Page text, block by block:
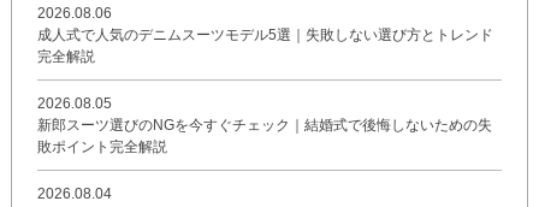
2026.08.06
成人式で人気のデニムスーツモデル5選｜失敗しない選び方とトレンド
完全解説
2026.08.05
新郎スーツ選びのNGを今すぐチェック｜結婚式で後悔しないための失
敗ポイント完全解説
2026.08.04